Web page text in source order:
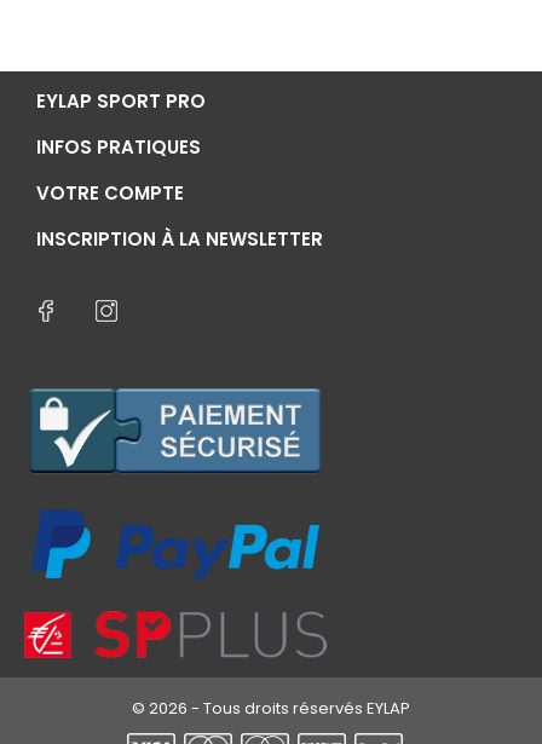
EYLAP SPORT PRO
INFOS PRATIQUES
VOTRE COMPTE
INSCRIPTION À LA NEWSLETTER
© 2026 - Tous droits réservés EYLAP